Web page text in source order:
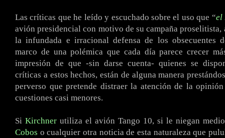
Las críticas que he leído y escuchado sobre el uso que “el
avión presidencial con motivo de su campaña proselitista,
la infundada e irracional defensa de los obsecuentes
marco de una polémica que cada día parece crecer
impresión de que -sin darse cuenta- quienes se
críticas a estos hechos, están de alguna manera
perverso que pretende distraer la atención de la
cuestiones casi menores.
Si Kirchner utiliza el avión Tango 10, si le niegan
Cobos o cualquier otra noticia de esta naturaleza que